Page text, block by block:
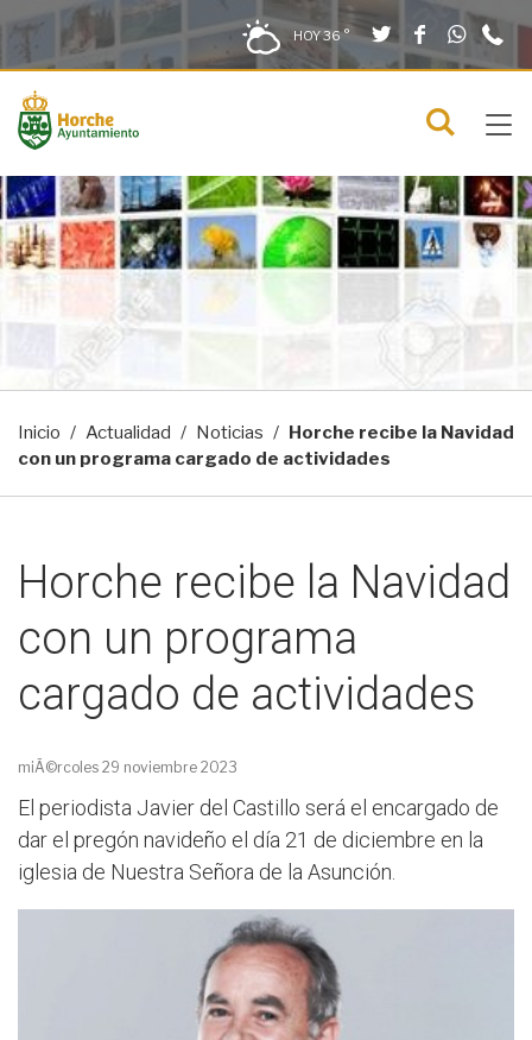
Saltar al contenido
Saltar a la navegación
Información de contacto HOY36 ° TwitterFacebook
menú
Inicio Actualidad Noticias
Horche recibe la Navidad
con un programa cargado de actividades
Horche recibe la Navidad
con un programa
cargado de actividades
miÃ©rcoles 29 noviembre 2023
El periodista Javier del Castillo será el encargado de
dar el pregón navideño el día 21 de diciembre en la
iglesia de Nuestra Señora de la Asunción.